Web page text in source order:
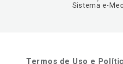
Sistema e-Mec
Termos de Uso e